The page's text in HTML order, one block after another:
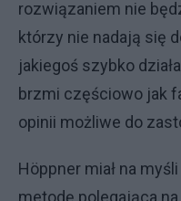
rozwiązaniem nie
którzy nie nadają się
jakiegoś szybko
brzmi częściowo jak
opinii możliwe do
Höppner miał na
metodę polegająca